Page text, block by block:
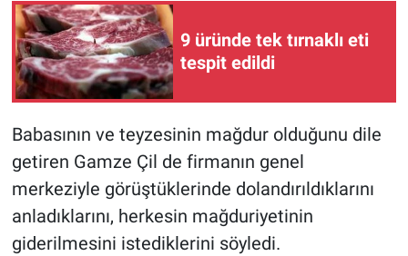
9 üründe tek tırnaklı eti
tespit edildi
Babasının ve teyzesinin mağdur olduğunu dile
getiren Gamze Çil de firmanın genel
merkeziyle görüştüklerinde dolandırıldıklarını
anladıklarını, herkesin mağduriyetinin
giderilmesini istediklerini söyledi.
Sağlık
Spor
Teknoloji
Türkiye'nin Geleceği
Türkiye'nin Gündemi